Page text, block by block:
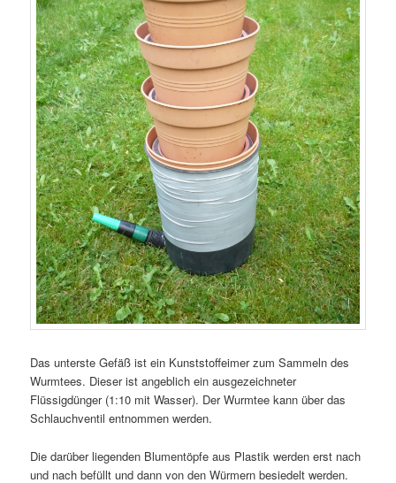
Das unterste Gefäß ist ein Kunststoffeimer zum Sammeln des
Wurmtees. Dieser ist angeblich ein ausgezeichneter
Flüssigdünger (1:10 mit Wasser). Der Wurmtee kann über das
Schlauchventil entnommen werden.
Die darüber liegenden Blumentöpfe aus Plastik werden erst nach
und nach befüllt und dann von den Würmern besiedelt werden.